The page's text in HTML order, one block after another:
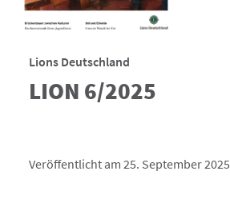
Lions Deutschland
LION 6/2025
Veröffentlicht am 25. September 2025